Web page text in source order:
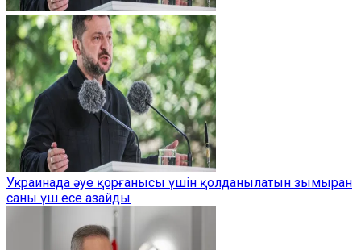
Украинада әуе қорғанысы үшін қолданылатын зымыран
саны үш есе азайды